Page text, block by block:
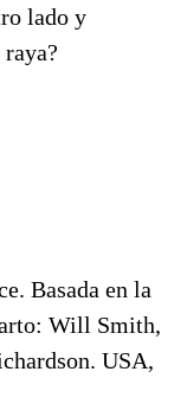
lado y
Basada en la
Will Smith,
USA,